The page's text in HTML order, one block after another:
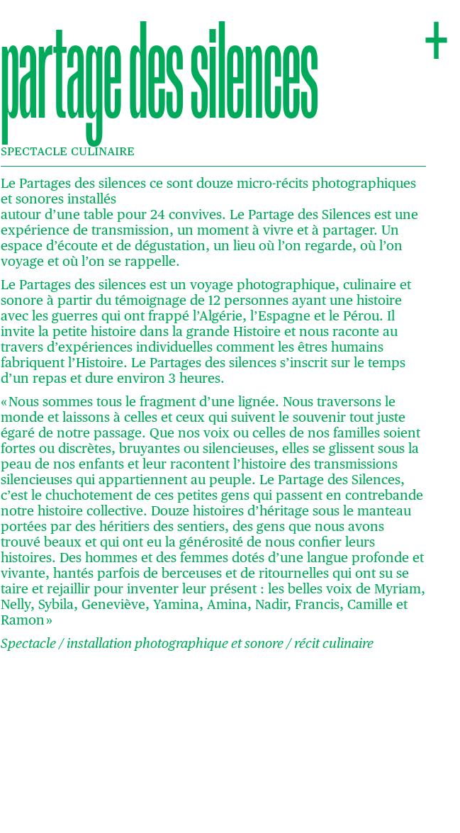
partage des silences
SPECTACLE CULINAIRE
Le Partages des silences ce sont douze micro-récits photographiques
et sonores installés
autour d’une table pour 24 convives. Le Partage des Silences est une
expérience de transmission, un moment à vivre et à partager. Un
espace d’écoute et de dégustation, un lieu où l’on regarde, où l’on
voyage et où l’on se rappelle.
Le Partages des silences est un voyage photographique, culinaire et
sonore à partir du témoignage de 12 personnes ayant une histoire
avec les guerres qui ont frappé l’Algérie, l’Espagne et le Pérou. Il
invite la petite histoire dans la grande Histoire et nous raconte au
travers d’expériences individuelles comment les êtres humains
fabriquent l’Histoire. Le Partages des silences s’inscrit sur le temps
d’un repas et dure environ 3 heures.
« Nous sommes tous le fragment d’une lignée. Nous traversons le
monde et laissons à celles et ceux qui suivent le souvenir tout juste
égaré de notre passage. Que nos voix ou celles de nos familles soient
fortes ou discrètes, bruyantes ou silencieuses, elles se glissent sous la
peau de nos enfants et leur racontent l’histoire des transmissions
silencieuses qui appartiennent au peuple. Le Partage des Silences,
c’est le chuchotement de ces petites gens qui passent en contrebande
notre histoire collective. Douze histoires d’héritage sous le manteau
portées par des héritiers des sentiers, des gens que nous avons
trouvé beaux et qui ont eu la générosité de nous confier leurs
histoires. Des hommes et des femmes dotés d’une langue profonde et
vivante, hantés parfois de berceuses et de ritournelles qui ont su se
taire et rejaillir pour inventer leur présent : les belles voix de Myriam,
Nelly, Sybila, Geneviève, Yamina, Amina, Nadir, Francis, Camille et
Ramon »
Spectacle / installation photographique et sonore / récit culinaire